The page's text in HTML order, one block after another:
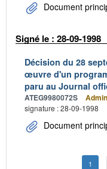
Document
Signé le : 28-09-1998
Décision du 28
œuvre d'un
paru au Journal
ATEG9980072S
signature : 28-09-1998
Document
1